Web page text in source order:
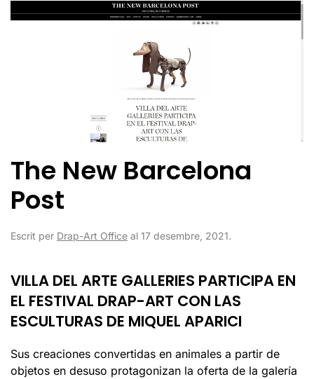
The New Barcelona
Post
Escrit per Drap-Art Office al 17 desembre, 2021.
VILLA DEL ARTE GALLERIES PARTICIPA EN
EL FESTIVAL DRAP-ART CON LAS
ESCULTURAS DE MIQUEL APARICI
Sus creaciones convertidas en animales a partir de
objetos en desuso protagonizan la oferta de la galería